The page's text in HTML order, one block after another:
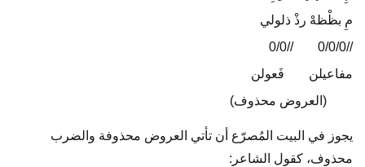
مِ بظْظهْ رذْ ذلولي
//0/0/0
//0/0
مفاعيلن
فَعولن
(العروض محذوف)
يجوز في البيت المُصرّع أن تأتي العروض محذوفة والضرب
محذوف، كقول الشاعر: